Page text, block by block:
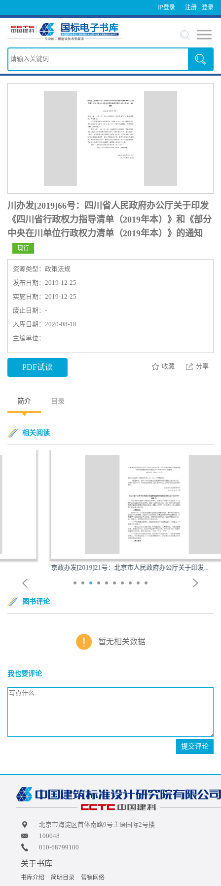
IP登录 登录
注册
川办发[2019]66号：四川省人民政府办公厅关于印发
《四川省行政权力指导清单（2019年本）》和《部分
中央在川单位行政权力清单（2019年本）》的通知
现行
资源类型：政策法规
发布日期：2019-12-25
实施日期：2019-12-25
废止日期：-
入库日期：2020-08-18
主编单位：
PDF试读 收藏 分享
简介 目录
相关阅读
京政办发[2019]21号：北京市人民政府办公厅关于印发...
图书评论
暂无相关数据
我也要评论
提交评论
北京市海淀区首体南路9号主语国际2号楼
100048
010-68799100
关于书库
书库介绍 简明目录 营销网络